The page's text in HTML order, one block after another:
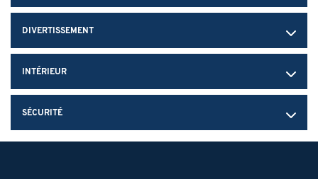
DIVERTISSEMENT
INTÉRIEUR
SÉCURITÉ